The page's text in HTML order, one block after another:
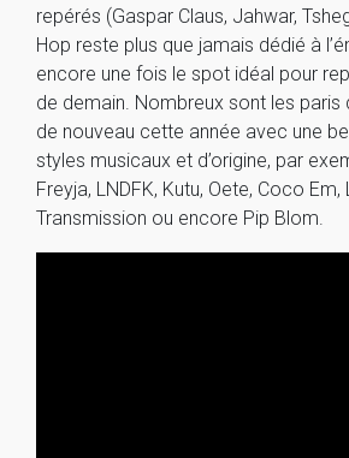
repérés (Gaspar Claus, Jahwar,
Hop reste plus que jamais dédié à
encore une fois le spot idéal pour
de demain. Nombreux sont les paris
de nouveau cette année avec une
styles musicaux et d’origine, par
Freyja, LNDFK, Kutu, Oete, Coco
Transmission ou encore Pip Blom.